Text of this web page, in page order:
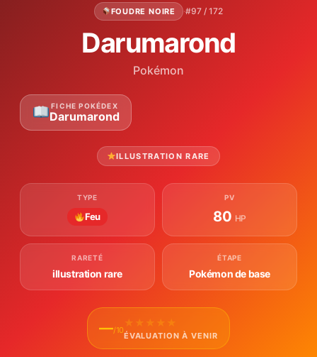
FOUDRE NOIRE ·#97 / 172
Darumarond
Pokémon
FICHE POKÉDEX
Darumarond
ILLUSTRATION RARE
TYPE
Feu
PV
80 HP
RARETÉ
illustration rare
ÉTAPE
Pokémon de base
—/10
★ ★ ★ ★ ★
ÉVALUATION À VENIR